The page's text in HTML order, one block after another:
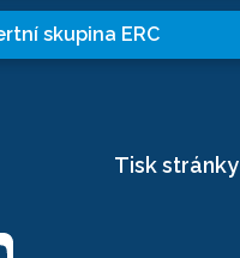
skupina ERC
Tisk stránky